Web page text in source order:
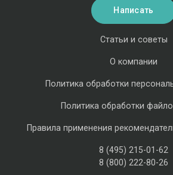
Статьи и советы
О компании
Политика обработки
Политика обработки
Правила применения
8 (495) 215-01-62
8 (800) 222-80-26
Написать